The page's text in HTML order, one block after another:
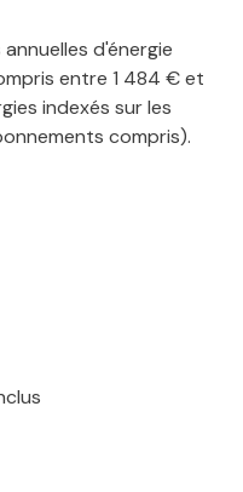
d'énergie
entre 1 484 € et
indexés sur les
compris).